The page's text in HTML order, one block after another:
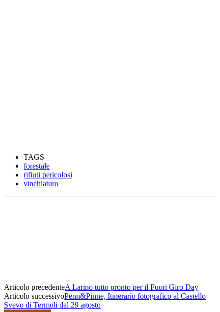
TAGS
forestale
rifiuti pericolosi
vinchiaturo
Articolo precedenteA Larino tutto pronto per il Fuori Giro Day
Articolo successivoPenn&Pinne, Itinerario fotografico al Castello
Svevo di Termoli dal 29 agosto